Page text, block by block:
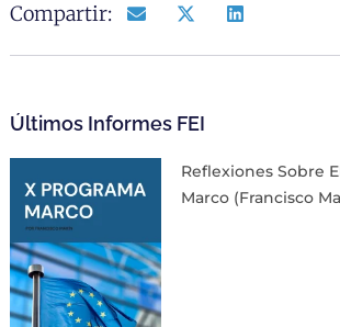
Compartir:
Últimos Informes FEI
Reflexiones Sobre
Marco (Francisco